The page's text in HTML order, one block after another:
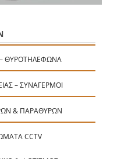
ΘΥΡΟΤΗΛΈΦΩΝΑ
– ΣΥΝΑΓΕΡΜΟΊ
& ΠΑΡΑΘΎΡΩΝ
CCTV